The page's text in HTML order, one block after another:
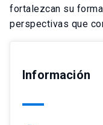
fortalezcan su
perspectivas que
Información